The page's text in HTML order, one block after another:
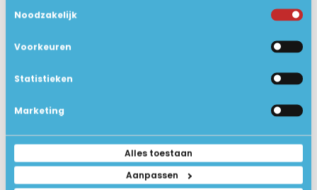
Noodzakelijk
Voorkeuren
Statistieken
Marketing
Alles toestaan
Aanpassen